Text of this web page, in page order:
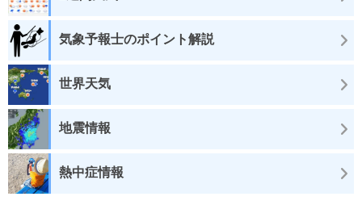
気象予報士のポイント解説
世界天気
地震情報
熱中症情報